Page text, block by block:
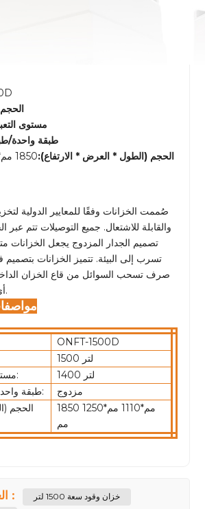
مستوى
طبقة واحدة/
الحجم (الطول * العرض * الارتفاع):1850 مم*1110 مم*1250 مم
صُممت الخزانات وفقًا للمعايير الدولية
والقابلة للاشتعال. جميع التوصيلات تتم عبر
تصميم الجدار المزدوج يجعل الخزانات
تسرب إلى البيئة. تتميز الخزانات بتصميم
صرف تسحب السوائل من قاع الخزان
أي نوع من الرواسب.
ONFT-1500D
1500 لتر
مستوى التعبئة الآمن:
1400 لتر
طبقة واحدة/طبقة مزدوجة:
مزدوج
الحجم
1850 مم*1110 مم*1250
مم
العلامات الساخنة :
خزان وقود سعة 1500 لتر